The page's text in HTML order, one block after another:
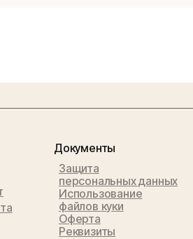
Реквизиты
Оферта
Использование
файлов куки
Защита
персональных данных
Документы